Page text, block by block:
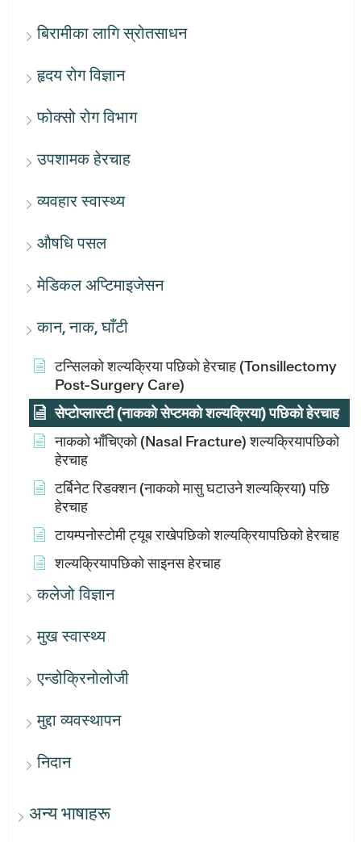
बिरामीका लागि स्रोतसाधन
हृदय रोग विज्ञान
फोक्सो रोग विभाग
उपशामक हेरचाह
व्यवहार स्वास्थ्य
औषधि पसल
मेडिकल अप्टिमाइजेसन
कान, नाक, घाँटी
टन्सिलको शल्यक्रिया पछिको हेरचाह (Tonsillectomy
Post-Surgery Care)
सेप्टोप्लास्टी (नाकको सेप्टमको शल्यक्रिया) पछिको हेरचाह
नाकको भाँचिएको (Nasal Fracture) शल्यक्रियापछिको
हेरचाह
टर्बिनेट रिडक्शन (नाकको मासु घटाउने शल्यक्रिया) पछि
हेरचाह
टायम्पनोस्टोमी ट्यूब राखेपछिको शल्यक्रियापछिको हेरचाह
शल्यक्रियापछिको साइनस हेरचाह
कलेजो विज्ञान
मुख स्वास्थ्य
एन्डोक्रिनोलोजी
मुद्दा व्यवस्थापन
निदान
अन्य भाषाहरू